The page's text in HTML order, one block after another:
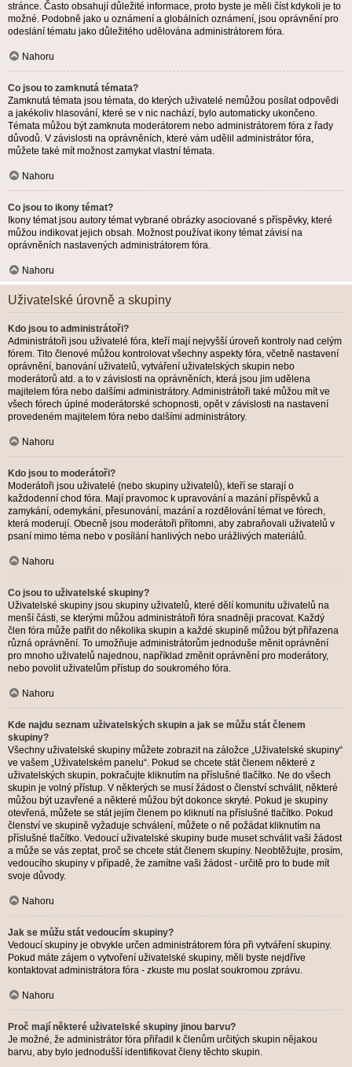
stránce. Často obsahují důležité informace, proto byste je měli číst kdykoli je to
možné. Podobně jako u oznámení a globálních oznámení, jsou oprávnění pro
odeslání tématu jako důležitého udělována administrátorem fóra.
Nahoru
Co jsou to zamknutá témata?
Zamknutá témata jsou témata, do kterých uživatelé nemůžou posílat odpovědi
a jakékoliv hlasování, které se v nic nachází, bylo automaticky ukončeno.
Témata můžou být zamknuta moderátorem nebo administrátorem fóra z řady
důvodů. V závislosti na oprávněních, které vám udělil administrátor fóra,
můžete také mít možnost zamykat vlastní témata.
Nahoru
Co jsou to ikony témat?
Ikony témat jsou autory témat vybrané obrázky asociované s příspěvky, které
můžou indikovat jejich obsah. Možnost používat ikony témat závisí na
oprávněních nastavených administrátorem fóra.
Nahoru
Uživatelské úrovně a skupiny
Kdo jsou to administrátoři?
Administrátoři jsou uživatelé fóra, kteří mají nejvyšší úroveň kontroly nad celým
fórem. Tito členové můžou kontrolovat všechny aspekty fóra, včetně nastavení
oprávnění, banování uživatelů, vytváření uživatelských skupin nebo
moderátorů atd. a to v závislosti na oprávněních, která jsou jim udělena
majitelem fóra nebo dalšími administrátory. Administrátoři také můžou mít ve
všech fórech úplné moderátorské schopnosti, opět v závislosti na nastavení
provedeném majitelem fóra nebo dalšími administrátory.
Nahoru
Kdo jsou to moderátoři?
Moderátoři jsou uživatelé (nebo skupiny uživatelů), kteří se starají o
každodenní chod fóra. Mají pravomoc k upravování a mazání příspěvků a
zamykání, odemykání, přesunování, mazání a rozdělování témat ve fórech,
která moderují. Obecně jsou moderátoři přítomni, aby zabraňovali uživatelů v
psaní mimo téma nebo v posílání hanlivých nebo urážlivých materiálů.
Nahoru
Co jsou to uživatelské skupiny?
Uživatelské skupiny jsou skupiny uživatelů, které dělí komunitu uživatelů na
menší části, se kterými můžou administrátoři fóra snadněji pracovat. Každý
člen fóra může patřit do několika skupin a každé skupině můžou být přiřazena
různá oprávnění. To umožňuje administrátorům jednoduše měnit oprávnění
pro mnoho uživatelů najednou, například změnit oprávnění pro moderátory,
nebo povolit uživatelům přístup do soukromého fóra.
Nahoru
Kde najdu seznam uživatelských skupin a jak se můžu stát členem
skupiny?
Všechny uživatelské skupiny můžete zobrazit na záložce „Uživatelské skupiny“
ve vašem „Uživatelském panelu“. Pokud se chcete stát členem některé z
uživatelských skupin, pokračujte kliknutím na příslušné tlačítko. Ne do všech
skupin je volný přístup. V některých se musí žádost o členství schválit, některé
můžou být uzavřené a některé můžou být dokonce skryté. Pokud je skupiny
otevřená, můžete se stát jejím členem po kliknutí na příslušné tlačítko. Pokud
členství ve skupině vyžaduje schválení, můžete o ně požádat kliknutím na
příslušné tlačítko. Vedoucí uživatelské skupiny bude muset schválit vaši žádost
a může se vás zeptat, proč se chcete stát členem skupiny. Neobtěžujte, prosím,
vedoucího skupiny v případě, že zamítne vaši žádost - určitě pro to bude mít
svoje důvody.
Nahoru
Jak se můžu stát vedoucím skupiny?
Vedoucí skupiny je obvykle určen administrátorem fóra při vytváření skupiny.
Pokud máte zájem o vytvoření uživatelské skupiny, měli byste nejdříve
kontaktovat administrátora fóra - zkuste mu poslat soukromou zprávu.
Nahoru
Proč mají některé uživatelské skupiny jinou barvu?
Je možné, že administrátor fóra přiřadil k členům určitých skupin nějakou
barvu, aby bylo jednodušší identifikovat členy těchto skupin.